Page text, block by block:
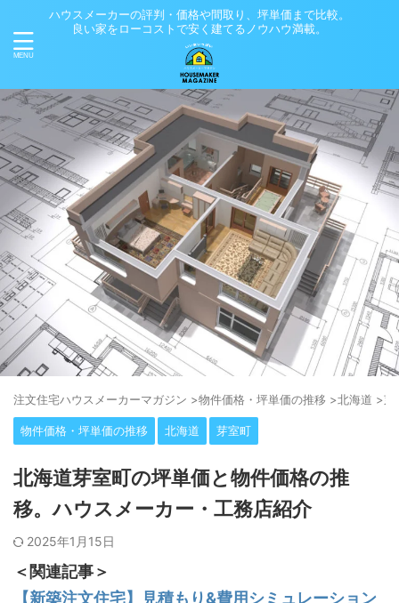
ハウスメーカーの評判・価格や間取り、坪単価まで比較。
良い家をローコストで安く建てるノウハウ満載。
注⽂住宅ハウスメーカーマガジン >物件価格・坪単価の推移 >北海道 >芽
物件価格・坪単価の推移 北海道 芽室町
北海道芽室町の坪単価と物件価格の推
移。ハウスメーカー・工務店紹介
2025年1月15日
＜関連記事＞
【新築注文住宅】見積もり&費用シミュレーション